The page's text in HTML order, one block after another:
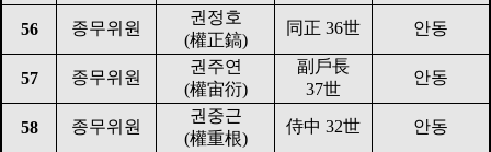
56 종무위원
권정호
(權正鎬)
同正 36世 안동
57 종무위원
권주연
(權宙衍)
副戶長
37世
안동
58 종무위원
권중근
(權重根)
侍中 32世 안동